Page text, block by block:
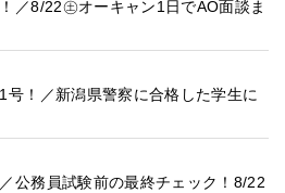
／8/22㊏オーキャン1日でAO面談ま
号！／新潟県警察に合格した学生に
公務員試験前の最終チェック！8/22